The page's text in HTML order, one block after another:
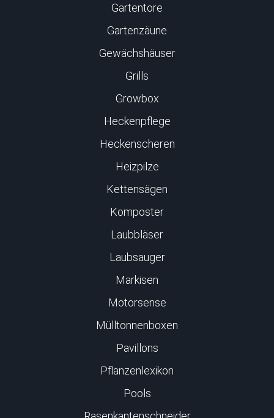
Gartentore
Gartenzäune
Gewächshäuser
Grills
Growbox
Heckenpflege
Heckenscheren
Heizpilze
Kettensägen
Komposter
Laubbläser
Laubsauger
Markisen
Motorsense
Mülltonnenboxen
Pavillons
Pflanzenlexikon
Pools